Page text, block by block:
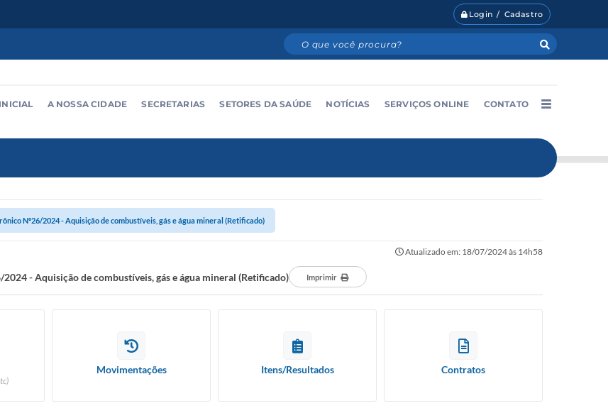
Login / Cadastro
A NOSSA CIDADE SECRETARIAS SETORES DA SAÚDE NOTÍCIAS SERVIÇOS ONLINE CONTATO
Nº26/2024 - Aquisição de combustíveis, gás e água mineral (Retificado)
Atualizado em: 18/07/2024 às 14h58
- Aquisição de combustíveis, gás e água mineral (Retificado) Imprimir
Movimentações Itens/Resultados Contratos